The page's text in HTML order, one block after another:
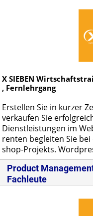
X SIEBEN
, Fernlehrgang
Er­stel­len Sie in kur­zer
ver­kau­fen Sie
Dienst­leis­tun­gen im
ren­ten be­glei­ten Sie
shop-Pro­jekts.
Product
Fachleute